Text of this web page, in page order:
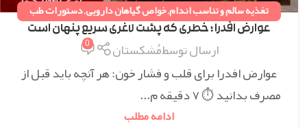
تغذیه سالم و تناسب اندام,خواص گیاهان دارویی,دستورات طب
سنتی,همه مقالات
عوارض افدرا ؛ خطری که پشت لاغری سریع پنهان است
ارسال توسطمُشکستان 0
عوارض افدرا برای قلب و فشار خون: هر آنچه باید قبل از
مصرف بدانید ⏱ ۷ دقیقه م...
ادامه مطلب